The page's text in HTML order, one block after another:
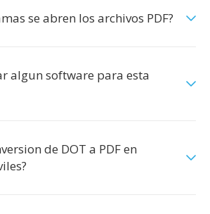
se abren los archivos PDF?
algun software para esta
de DOT a PDF en